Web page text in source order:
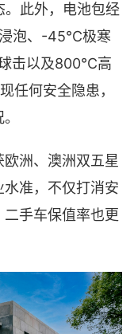
。此外，电池包经
浸泡、-45℃极寒
击以及800℃高
任何安全隐患，
洲、澳洲双五星
准，不仅打消安
手车保值率也更